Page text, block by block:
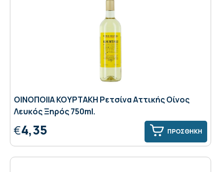
ΟΙΝΟΠΟΙΙΑ ΚΟΥΡΤΑΚΗ Ρετσίνα Αττικής Οίνος
Λευκός Ξηρός 750ml.
€4,35 ΠΡΟΣΘΗΚΗ